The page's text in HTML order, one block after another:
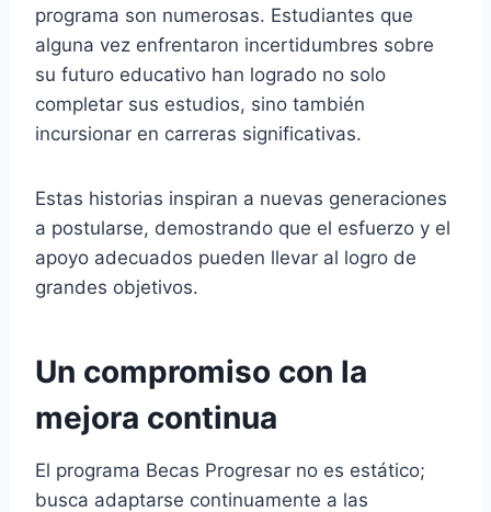
programa son numerosas. Estudiantes que
alguna vez enfrentaron incertidumbres sobre
su futuro educativo han logrado no solo
completar sus estudios, sino también
incursionar en carreras significativas.
Estas historias inspiran a nuevas generaciones
a postularse, demostrando que el esfuerzo y el
apoyo adecuados pueden llevar al logro de
grandes objetivos.
Un compromiso con la
mejora continua
El programa Becas Progresar no es estático;
busca adaptarse continuamente a las